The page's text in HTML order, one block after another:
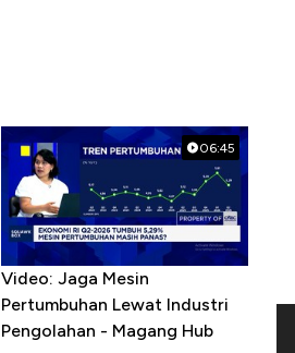
06:45
Video: Jaga Mesin
Pertumbuhan Lewat Industri
Pengolahan - Magang Hub